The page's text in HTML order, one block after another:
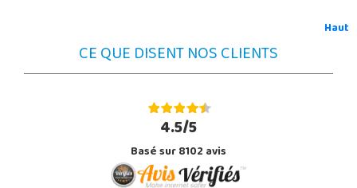
Haut
CE QUE DISENT NOS CLIENTS
4.5/5
Basé sur 8102 avis